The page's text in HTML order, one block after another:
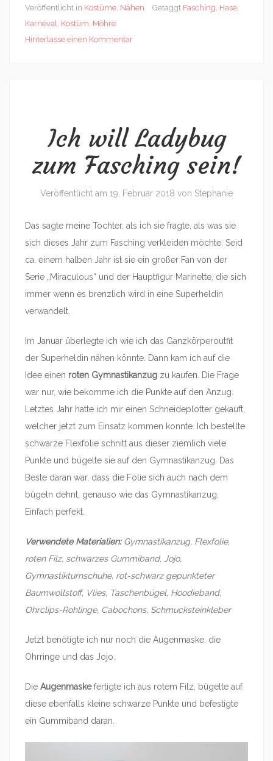
Veröffentlicht in Kostüme Nähen Getaggt Fasching Hase
Karneval
Kostüm Möhre
Hinterlasse einen Kommentar
Ich will Ladybug
zum Fasching sein!
Veröffentlicht am 19. Februar 2018 von Stephanie
Das sagte meine Tochter, als ich sie fragte, als was sie
sich dieses Jahr zum Fasching verkleiden möchte. Seid
ca. einem halben Jahr ist sie ein großer Fan von der
Serie „Miraculous“ und der Hauptfigur Marinette, die sich
immer wenn es brenzlich wird in eine Superheldin
verwandelt.
Im Januar überlegte ich wie ich das Ganzkörperoutfit
der Superheldin nähen könnte. Dann kam ich auf die
Idee einen roten Gymnastikanzug zu kaufen. Die Frage
war nur, wie bekomme ich die Punkte auf den Anzug.
Letztes Jahr hatte ich mir einen Schneideplotter gekauft,
welcher jetzt zum Einsatz kommen konnte. Ich bestellte
schwarze Flexfolie schnitt aus dieser ziemlich viele
Punkte und bügelte sie auf den Gymnastikanzug. Das
Beste daran war, dass die Folie sich auch nach dem
bügeln dehnt, genauso wie das Gymnastikanzug.
Einfach perfekt.
Verwendete Materialien:Gymnastikanzug, Flexfolie,
roten Filz, schwarzes Gummiband, Jojo,
Gymnastikturnschuhe, rot-schwarz gepunkteter
Baumwollstoff, Vlies, Taschenbügel, Hoodieband,
Ohrclips-Rohlinge, Cabochons, Schmucksteinkleber
Jetzt benötigte ich nur noch die Augenmaske, die
Ohrringe und das Jojo.
Die Augenmaskefertigte ich aus rotem Filz, bügelte auf
diese ebenfalls kleine schwarze Punkte und befestigte
ein Gummiband daran.